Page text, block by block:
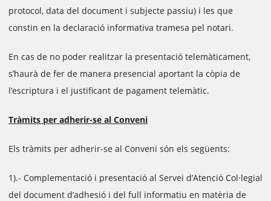
protocol, data del document i subjecte passiu) i les que
constin en la declaració informativa tramesa pel notari.
En cas de no poder realitzar la presentació telemàticament,
s’haurà de fer de manera presencial aportant la còpia de
l’escriptura i el justificant de pagament telemàtic.
Tràmits per adherir-se al Conveni
Els tràmits per adherir-se al Conveni són els següents:
1).- Complementació i presentació al Servei d’Atenció Col·legial
del document d’adhesió i del full informatiu en matèria de